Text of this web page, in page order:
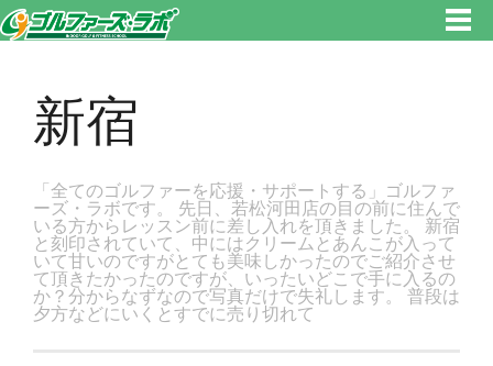
ン！
新宿
「全てのゴルファーを応援・サポートする」ゴルファ
ーズ・ラボです。 先日、若松河田店の目の前に住んで
いる方からレッスン前に差し入れを頂きました。 新宿
と刻印されていて、中にはクリームとあんこが入って
いて甘いのですがとても美味しかったのでご紹介させ
て頂きたかったのですが、いったいどこで手に入るの
か？分からなずなので写真だけで失礼します。 普段は
夕方などにいくとすでに売り切れて